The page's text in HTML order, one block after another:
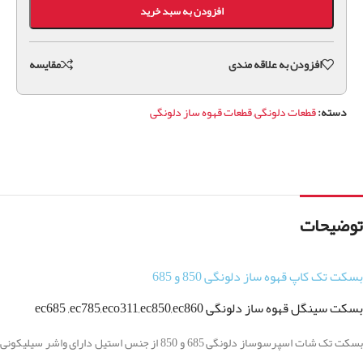
افزودن به سبد خرید
افزودن به علاقه مندی مقايسه
دسته:قطعات دلونگی,قطعات قهوه ساز دلونگی
توضیحات
بسکت تک کاپ قهوه ساز دلونگی 850 و 685
بسکت سینگل قهوه ساز دلونگی ec685 ,ec785,eco311,ec850,ec860
بسکت تک شات اسپرسوساز دلونگی 685 و 850 از جنس استیل دارای واشر سیلیکونی